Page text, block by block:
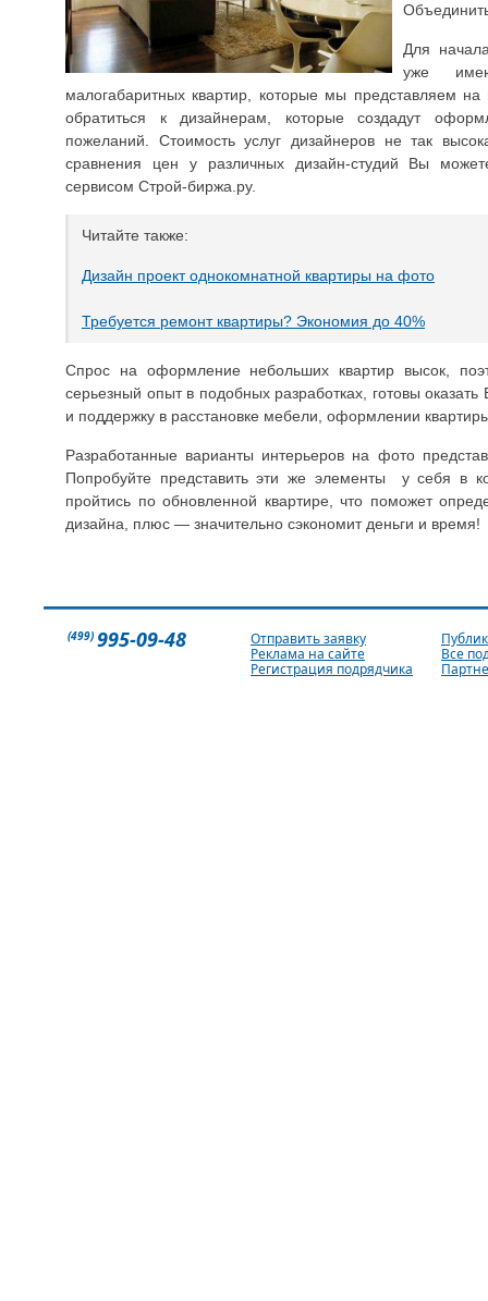
Для
уже
малогабаритных квартир, которые мы представляем
обратиться к дизайнерам, которые создадут
пожеланий. Стоимость услуг дизайнеров не так
сравнения цен у различных дизайн-студий Вы
сервисом Строй-биржа.ру.
Читайте также:
Дизайн проект однокомнатной квартиры на фото
Требуется ремонт квартиры? Экономия до 40%
Спрос на оформление небольших квартир высок,
серьезный опыт в подобных разработках, готовы
и поддержку в расстановке мебели, оформлении
Разработанные варианты интерьеров на фото
Попробуйте представить эти же элементы у себя в
пройтись по обновленной квартире, что поможет
дизайна, плюс — значительно сэкономит деньги и время!
(499) 995-09-48
Отправить заявку
Реклама на сайте
Регистрация подрядчика
Все